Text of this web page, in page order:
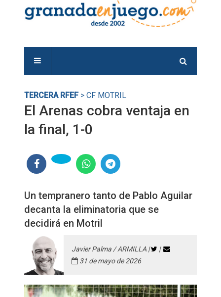
TERCERA RFEF> CF MOTRIL
El Arenas cobra ventaja en
la final, 1-0
Un tempranero tanto de Pablo Aguilar
decanta la eliminatoria que se
decidirá en Motril
Javier Palma / ARMILLA |
|
31 de mayo de 2026